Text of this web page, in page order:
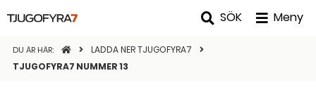
SÖK Meny
DU ÄR HÄR: STARTSIDANLADDA NER TJUGOFYRA7
TJUGOFYRA7 NUMMER 13